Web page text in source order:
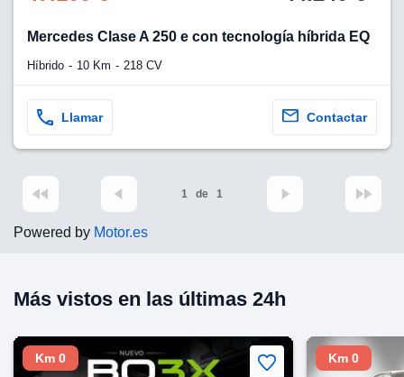
Mercedes Clase A 250 e con tecnología híbrida EQ
Híbrido 10 Km 218 CV
Llamar Contactar
1 de 1
Powered by Motor.es
Más vistos en las últimas 24h
Km 0 Km 0